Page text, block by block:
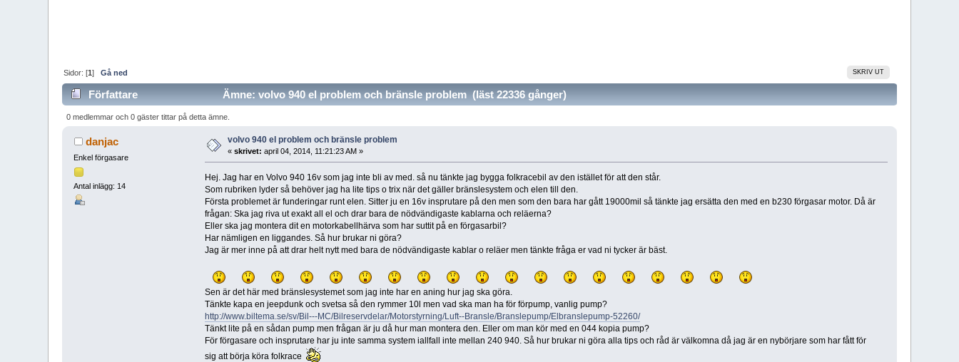
SKRIV UT
Sidor: [1]Gå ned
Författare Ämne: volvo 940 el problem och bränsle problem (läst 22336 gånger)
0 medlemmar och 0 gäster tittar på detta ämne.
danjac
Enkel förgasare
Antal inlägg: 14
volvo 940 el problem och bränsle problem
«skrivet: april 04, 2014, 11:21:23 AM »
Hej. Jag har en Volvo 940 16v som jag inte bli av med. så nu tänkte jag bygga folkracebil av den istället för att den står.
Som rubriken lyder så behöver jag ha lite tips o trix när det gäller bränslesystem och elen till den.
Första problemet är funderingar runt elen. Sitter ju en 16v insprutare på den men som den bara har gått 19000mil så tänkte jag ersätta den med en b230 förgasar motor. Då är
frågan: Ska jag riva ut exakt all el och drar bara de nödvändigaste kablarna och reläerna?
Eller ska jag montera dit en motorkabellhärva som har suttit på en förgasarbil?
Har nämligen en liggandes. Så hur brukar ni göra?
Jag är mer inne på att drar helt nytt med bara de nödvändigaste kablar o reläer men tänkte fråga er vad ni tycker är bäst.
Sen är det här med bränslesystemet som jag inte har en aning hur jag ska göra.
Tänkte kapa en jeepdunk och svetsa så den rymmer 10l men vad ska man ha för förpump, vanlig pump?
http://www.biltema.se/sv/Bil---MC/Bilreservdelar/Motorstyrning/Luft--Bransle/Branslepump/Elbranslepump-52260/
Tänkt lite på en sådan pump men frågan är ju då hur man montera den. Eller om man kör med en 044 kopia pump?
För förgasare och insprutare har ju inte samma system iallfall inte mellan 240 940. Så hur brukar ni göra alla tips och råd är välkomna då jag är en nybörjare som har fått för
sig att börja köra folkrace